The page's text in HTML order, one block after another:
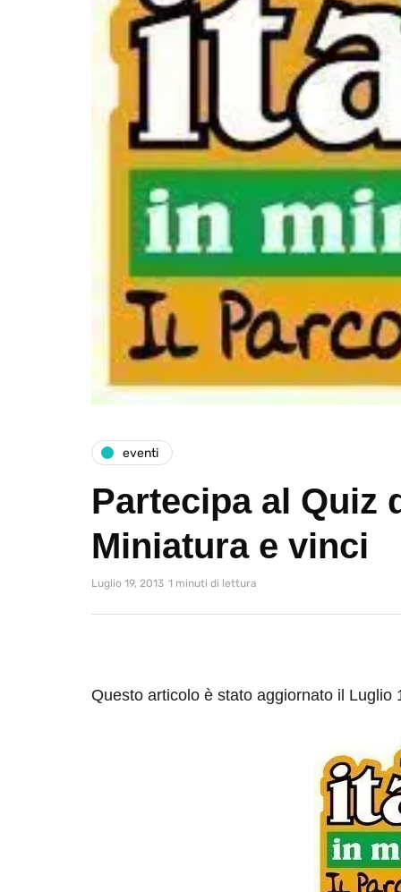
eventi
Partecipa al Quiz
Miniatura e vinci
Luglio 19, 2013 1 minuti di lettura
Questo articolo è stato aggiornato il Luglio